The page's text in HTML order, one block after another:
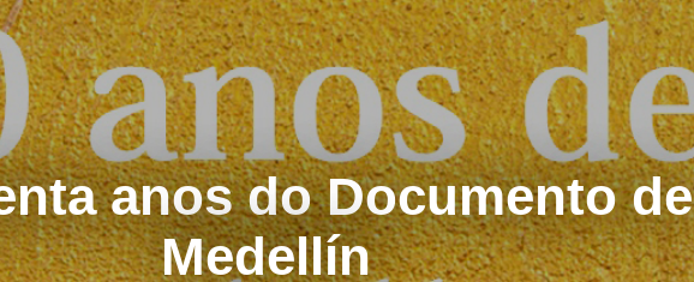
anos do Documento de
Medellín